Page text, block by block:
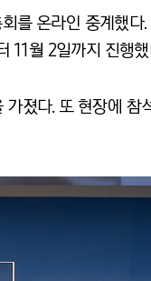
를 온라인 중계했
11월 2일까지 진행
졌다. 또 현장에 참